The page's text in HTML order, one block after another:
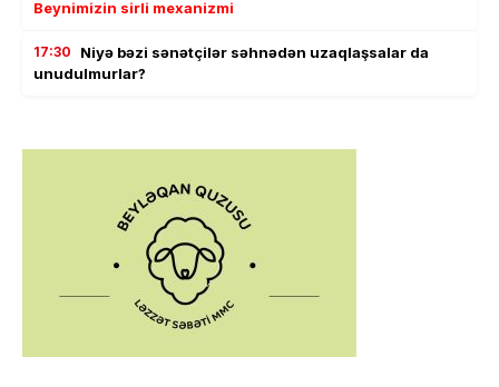
Beynimizin sirli mexanizmi
17:30
Niyə bəzi sənətçilər səhnədən uzaqlaşsalar da
unudulmurlar?